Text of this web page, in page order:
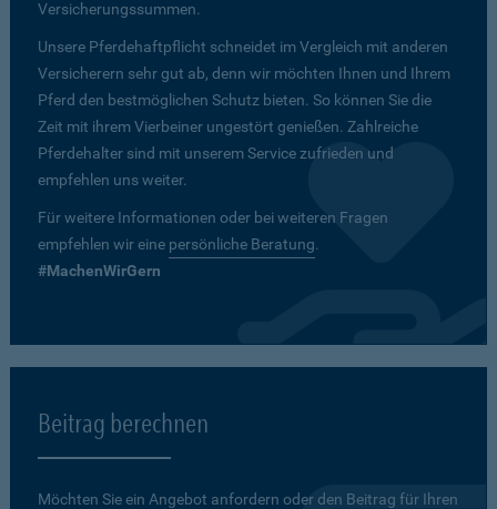
Versicherungssummen.
Unsere Pferdehaftpflicht schneidet im Vergleich mit anderen
Versicherern sehr gut ab, denn wir möchten Ihnen und Ihrem
Pferd den bestmöglichen Schutz bieten. So können Sie die
Zeit mit ihrem Vierbeiner ungestört genießen. Zahlreiche
Pferdehalter sind mit unserem Service zufrieden und
empfehlen uns weiter.
Für weitere Informationen oder bei weiteren Fragen
empfehlen wir eine persönliche Beratung.
#MachenWirGern
Beitrag berechnen
Möchten Sie ein Angebot anfordern oder den Beitrag für Ihren